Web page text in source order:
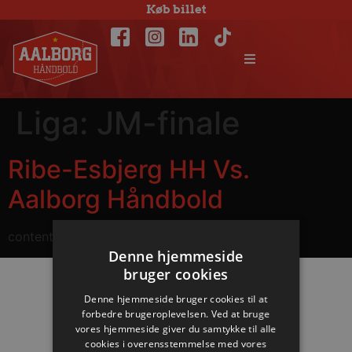
Køb billet
Liga: JM-finale
Ribe-Esbjerg HH Vs.
Aalborg Håndbold
content
Hovedpartnere
Denne hjemmeside
bruger cookies
Denne hjemmeside bruger cookies til at
forbedre brugeroplevelsen. Ved at bruge
vores hjemmeside giver du samtykke til alle
cookies i overensstemmelse med vores